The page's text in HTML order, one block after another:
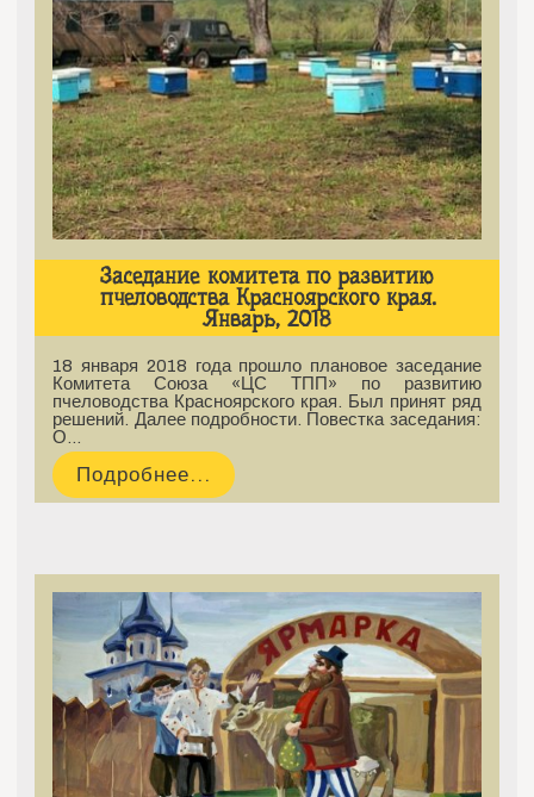
Заседание комитета по развитию
пчеловодства Красноярского края.
Январь, 2018
18 января 2018 года прошло плановое заседание
Комитета Союза «ЦС ТПП» по развитию
пчеловодства Красноярского края. Был принят ряд
решений. Далее подробности. Повестка заседания:
О…
Подробнее...